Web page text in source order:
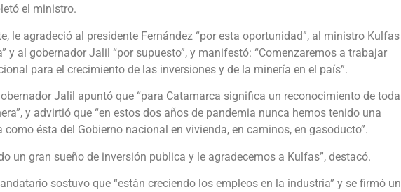
el ministro.
le agradeció al presidente Fernández “por esta oportunidad”, al ministro Kulfas
y al gobernador Jalil “por supuesto”, y manifestó: “Comenzaremos a trabajar
para el crecimiento de las inversiones y de la minería en el país”.
Jalil apuntó que “para Catamarca significa un reconocimiento de toda
y advirtió que “en estos dos años de pandemia nunca hemos tenido una
como ésta del Gobierno nacional en vivienda, en caminos, en gasoducto”.
un gran sueño de inversión publica y le agradecemos a Kulfas”, destacó.
sostuvo que “están creciendo los empleos en la industria” y se firmó un